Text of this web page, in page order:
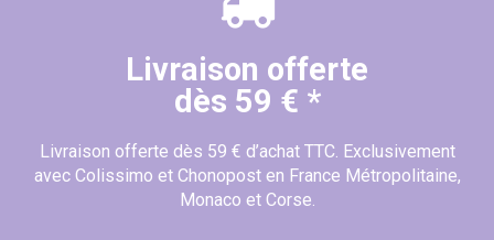
Livraison offerte
dès 59 € *
Livraison offerte dès 59 € d’achat TTC. Exclusivement
avec Colissimo et Chonopost en France Métropolitaine,
Monaco et Corse.